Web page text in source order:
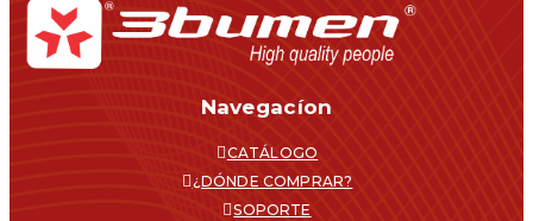
Navegacíon
CATÁLOGO
¿DÓNDE COMPRAR?
SOPORTE